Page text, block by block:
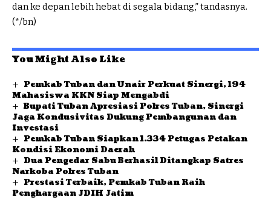
dan ke depan lebih hebat di segala bidang,” tandasnya.
(*/bn)
You Might Also Like
Pemkab Tuban dan Unair Perkuat Sinergi, 194
Mahasiswa KKN Siap Mengabdi
Bupati Tuban Apresiasi Polres Tuban, Sinergi
Jaga Kondusivitas Dukung Pembangunan dan
Investasi
Pemkab Tuban Siapkan 1.334 Petugas Petakan
Kondisi Ekonomi Daerah
Dua Pengedar Sabu Berhasil Ditangkap Satres
Narkoba Polres Tuban
Prestasi Terbaik, Pemkab Tuban Raih
Penghargaan JDIH Jatim